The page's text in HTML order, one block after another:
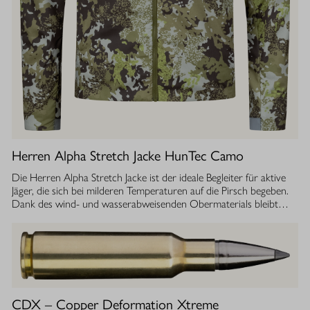
Herren Alpha Stretch Jacke HunTec Camo
Die Herren Alpha Stretch Jacke ist der ideale Begleiter für aktive
Jäger, die sich bei milderen Temperaturen auf die Pirsch begeben.
Dank des wind- und wasserabweisenden Obermaterials bleibt
leicht und dehnbar ist. Die geräuscharme Verarbeitung sorgt
dafür, dass Sie sich unbemerkt fortbewegen können. Die
luftdurchlässige Isolierung ermöglicht einen optimalen
Feuchtigkeitstransport, sodass Sie auch bei anstrengenden
Aktivitäten stets ein angenehmes Tragegefühl haben. Ob im
CDX – Copper Deformation Xtreme